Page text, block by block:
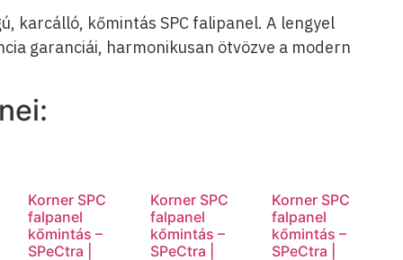
karcálló, kőmintás SPC falipanel. A lengyel
garanciái, harmonikusan ötvözve a modern
Korner SPC
falpanel
kőmintás –
SPeCtra |
Korner SPC
falpanel
kőmintás –
SPeCtra |
Korner SPC
falpanel
kőmintás –
SPeCtra |